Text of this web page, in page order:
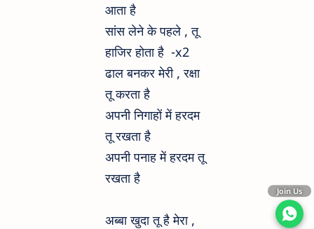
आता है
सांस लेने के पहले , तू
हाजिर होता है -x2
ढाल बनकर मेरी , रक्षा
तू करता है
अपनी निगाहों में हरदम
तू रखता है
अपनी पनाह में हरदम तू
रखता है
अब्बा खुदा तू है मेरा ,
Join Us